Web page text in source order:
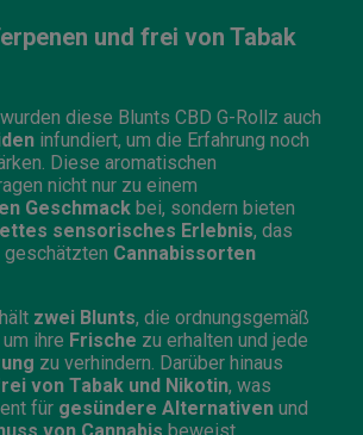
und frei von Tabak
diese Blunts CBD G-Rollz auch
infundiert, um die Erfahrung noch
Diese aromatischen
nicht nur zu einem
Geschmack bei, sondern bieten
sensorisches Erlebnis, das
Cannabissorten
zwei Blunts, die ordnungsgemäß
ihre Frische zu erhalten und jede
zu verhindern. Darüber hinaus
von Tabak und Nikotin, was
für gesündere Alternativen und
von Cannabis beweist.